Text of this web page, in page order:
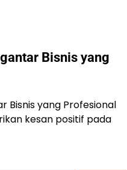
Bisnis yang
Bisnis yang Profesional
kesan positif pada